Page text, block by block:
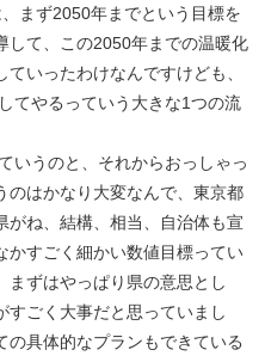
まず2050年までという目標を
して、この2050年までの温暖化
いったわけなんですけども、
てやるっていう大きな1つの流
いうのと、それからおっしゃっ
のはかなり大変なんで、東京都
がね、結構、相当、自治体も宣
かすごく細かい数値目標ってい
まずはやっぱり県の意思とし
すごく大事だと思っていまし
の具体的なプランもできている